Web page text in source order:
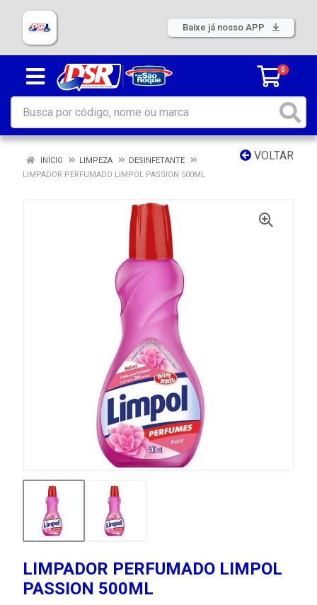
Baixe já nosso APP
0
VOLTAR
INÍCIO LIMPEZA
DESINFETANTE
LIMPADOR PERFUMADO LIMPOL PASSION 500ML
LIMPADOR PERFUMADO LIMPOL
PASSION 500ML